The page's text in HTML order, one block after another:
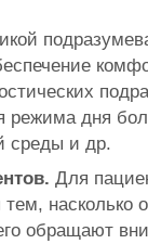
дня
среды и др.
Для
насколько
обращают